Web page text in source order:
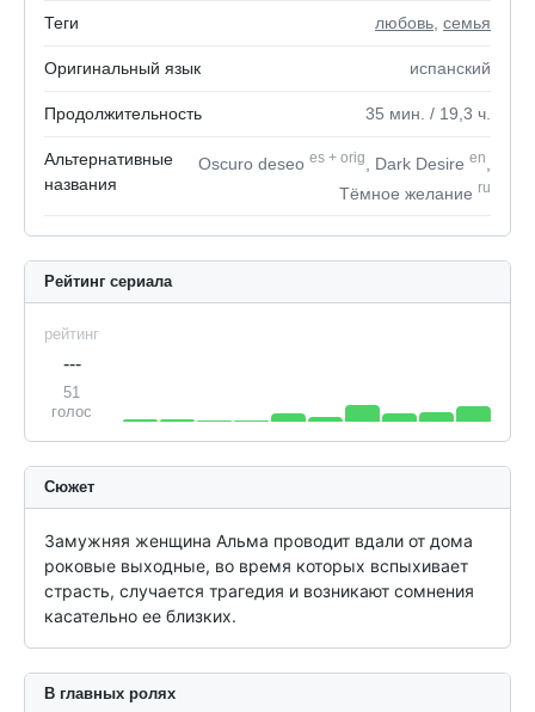
Теги любовь семья
Оригинальный язык испанский
Продолжительность 35 мин. / 19,3 ч.
Альтернативные
названия
Oscuro deseo es + orig , Dark Desire en
Тёмное желание ru
Рейтинг сериала
рейтинг
---
51
голос
Сюжет
Замужняя женщина Альма проводит вдали от дома
роковые выходные, во время которых вспыхивает
страсть, случается трагедия и возникают сомнения
касательно ее близких.
В главных ролях